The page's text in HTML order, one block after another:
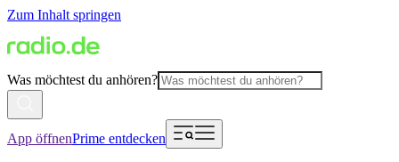
Zum Inhalt springen
Was möchtest du anhören?
App öffnenPrime entdecken